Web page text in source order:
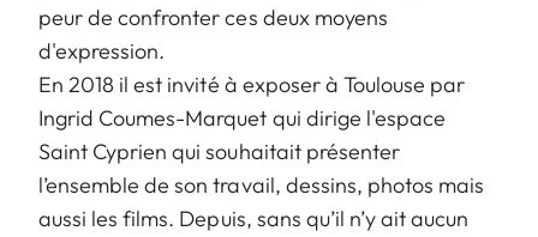
peur de confronter ces deux moyens
d'expression.
En 2018 il est invité à exposer à Toulouse par
Ingrid Coumes-Marquet qui dirige l'espace
Saint Cyprien qui souhaitait présenter
l’ensemble de son travail, dessins, photos mais
aussi les films. Depuis, sans qu’il n’y ait aucun